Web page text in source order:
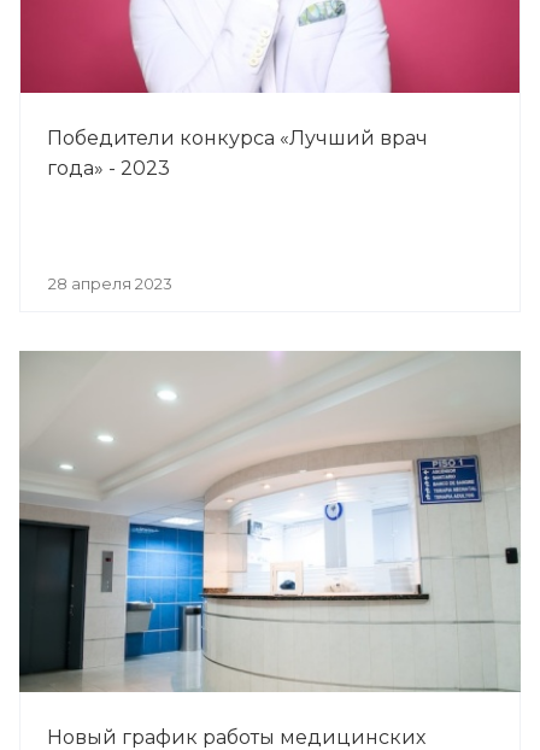
Победители конкурса «Лучший врач
года» - 2023
28 апреля 2023
Новый график работы медицинских